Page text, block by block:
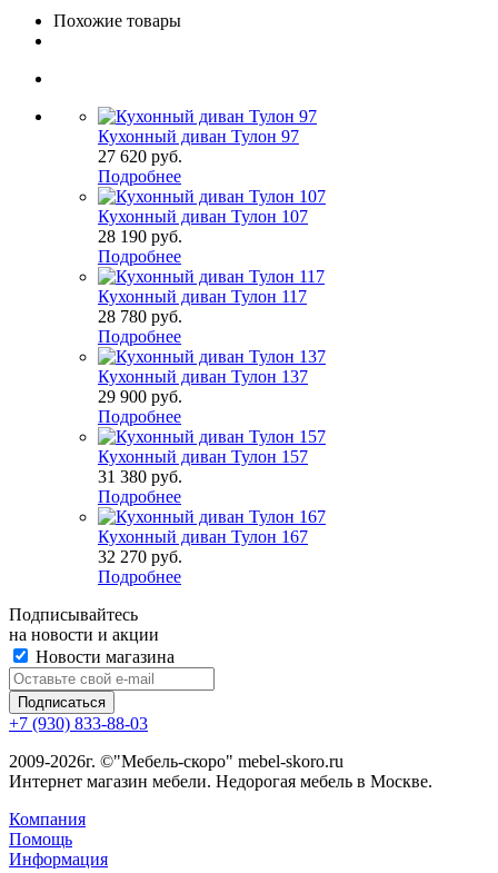
Похожие товары
Кухонный диван Тулон 97
27 620 руб.
Подробнее
Кухонный диван Тулон 107
28 190 руб.
Подробнее
Кухонный диван Тулон 117
28 780 руб.
Подробнее
Кухонный диван Тулон 137
29 900 руб.
Подробнее
Кухонный диван Тулон 157
31 380 руб.
Подробнее
Кухонный диван Тулон 167
32 270 руб.
Подробнее
Подписывайтесь
на новости и акции
Новости магазина
+7 (930) 833-88-03
2009-2026г. ©"Мебель-скоро" mebel-skoro.ru
Интернет магазин мебели. Недорогая мебель в Москве.
Компания
Помощь
Информация